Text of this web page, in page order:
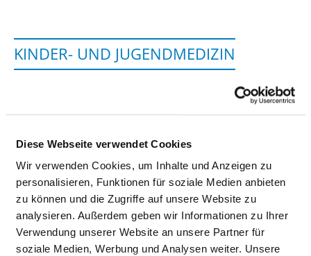
Diese Webseite verwendet Cookies
Wir verwenden Cookies, um Inhalte und Anzeigen zu
personalisieren, Funktionen für soziale Medien anbieten
zu können und die Zugriffe auf unsere Website zu
analysieren. Außerdem geben wir Informationen zu Ihrer
Verwendung unserer Website an unsere Partner für
soziale Medien, Werbung und Analysen weiter. Unsere
KINDER- UND JUGENDMEDIZIN
Intensive care and anaesthesia (PQ04)
Management of a ward / area (PQ05)
Nursing care in oncology (PQ07)
Paediatric intensive care and anaesthesia (PQ09)